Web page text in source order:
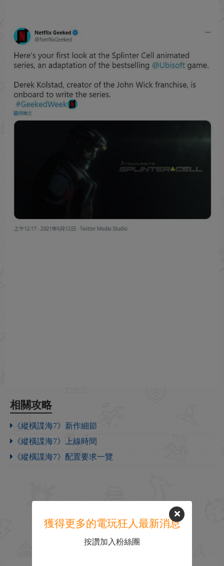
相關攻略
《縱橫諜海7》新作細節
《縱橫諜海7》上線時間
《縱橫諜海7》配置要求一覽
獲得更多的電玩狂人最新消息
按讚加入粉絲團